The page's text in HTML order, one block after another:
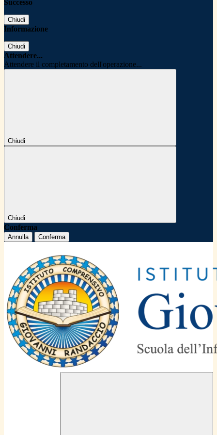
Successo
Chiudi
Informazione
Chiudi
Attendere...
Attendere il completamento dell'operazione...
Chiudi
Chiudi
Conferma
Annulla Conferma